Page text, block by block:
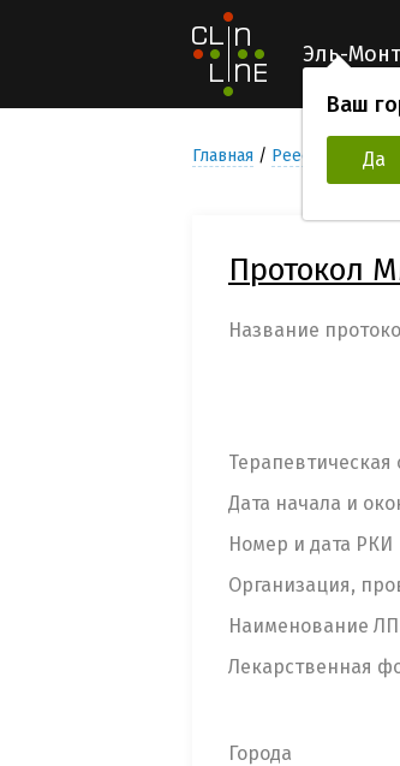
Эль-
Ваш
Да
Главная Реестр
Протокол
Название
Терапевтическая
Дата начала и
Номер и дата РКИ
Организация,
Наименование ЛП
Лекарственная
Города